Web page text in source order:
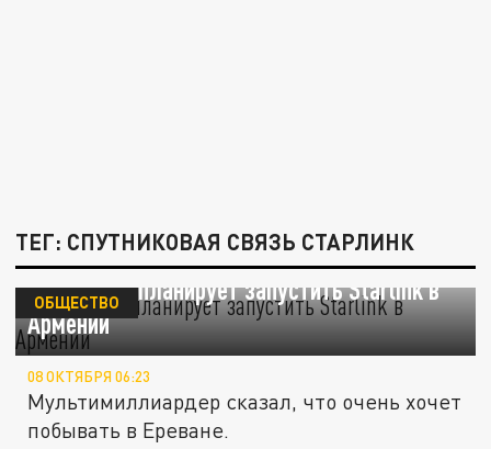
ТЕГ: СПУТНИКОВАЯ СВЯЗЬ СТАРЛИНК
Илон Маск планирует запустить Starlink в
Армении
ОБЩЕСТВО
08 ОКТЯБРЯ 06:23
Мультимиллиардер сказал, что очень хочет
побывать в Ереване.